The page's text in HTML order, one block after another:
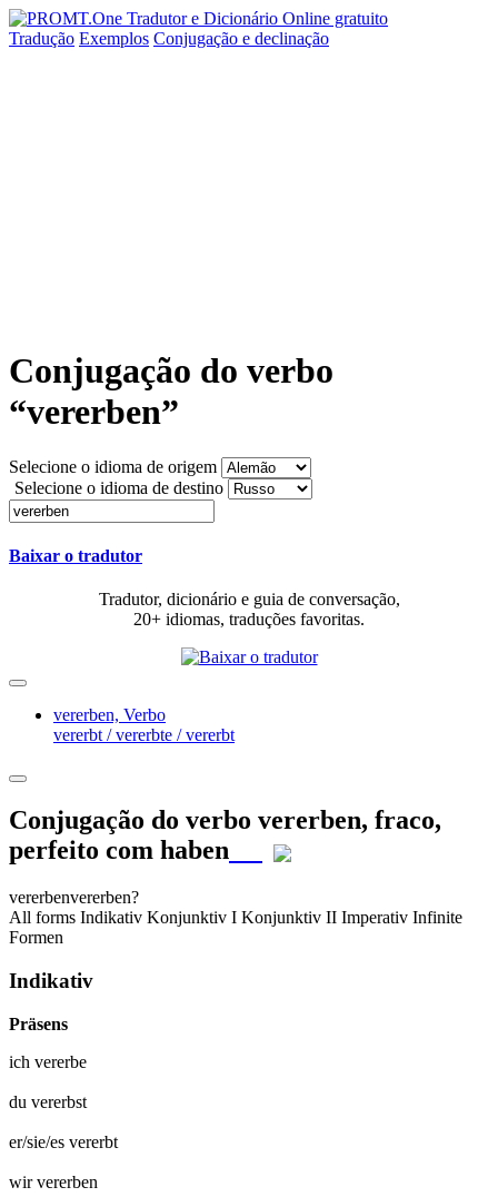
Tradução Exemplos Conjugação e declinação
Conjugação do verbo
“vererben”
Selecione o idioma de origem
Selecione o idioma de destino
Baixar o tradutor
Tradutor, dicionário e guia de conversação,
20+ idiomas, traduções favoritas.
vererben, Verbo
vererbt / vererbte / vererbt
Conjugação do verbo vererben, fraco,
perfeito com haben
vererbenvererben?
All forms Indikativ Konjunktiv I Konjunktiv II Imperativ Infinite
Formen
Indikativ
Präsens
ich vererbe
du vererbst
er/sie/es vererbt
wirvererben